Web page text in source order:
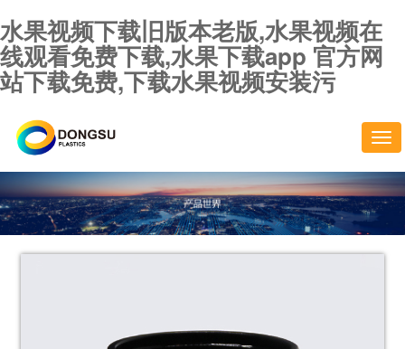
水果视频下载旧版本老版,水果视频在
线观看免费下载,水果下载app 官方网
站下载免费,下载水果视频安装污
切
导
航